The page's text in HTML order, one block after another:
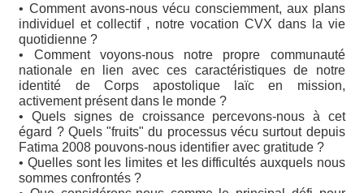
• Comment avons-nous vécu consciemment, aux plans
individuel et collectif , notre vocation CVX dans la vie
quotidienne ?
• Comment voyons-nous notre propre communauté
nationale en lien avec ces caractéristiques de notre
identité de Corps apostolique laïc en mission,
activement présent dans le monde ?
• Quels signes de croissance percevons-nous à cet
égard ? Quels "fruits" du processus vécu surtout depuis
Fatima 2008 pouvons-nous identifier avec gratitude ?
• Quelles sont les limites et les difficultés auxquels nous
sommes confrontés ?